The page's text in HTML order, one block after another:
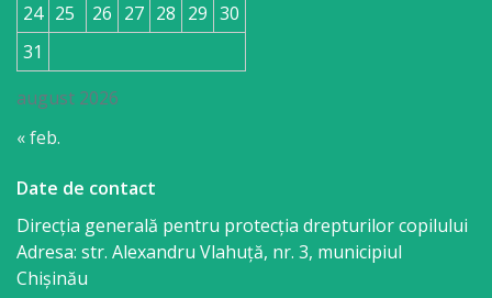
august 2026
24 25 26 27 28 29 30
31
« feb.
Date de contact
Direcția generală pentru protecția drepturilor copilului
Adresa: str. Alexandru Vlahuţă, nr. 3, municipiul
Chişinău